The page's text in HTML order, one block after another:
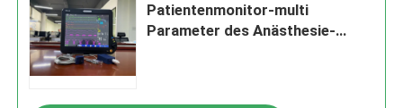
Patientenmonitor-multi
Parameter des Anästhesie-